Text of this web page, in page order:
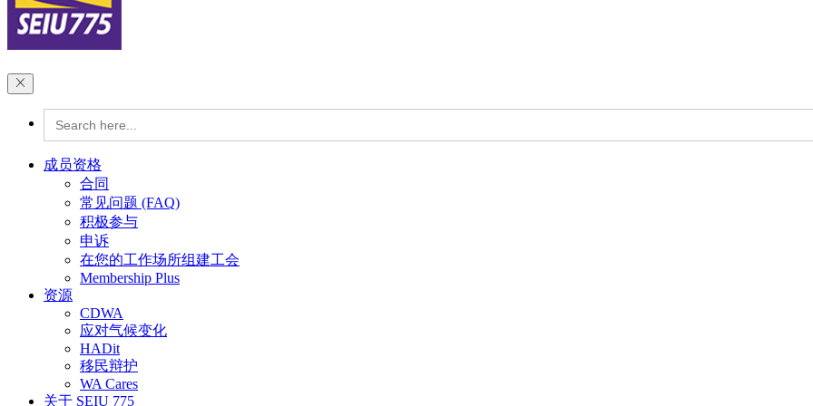
Search
for:
成员资格
合同
常见问题 (FAQ)
积极参与
申诉
在您的工作场所组建工会
Membership Plus
资源
CDWA
应对气候变化
HADit
移民辩护
WA Cares
关于 SEIU 775